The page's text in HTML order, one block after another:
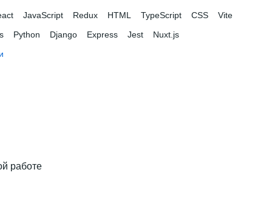
JavaScript Redux HTML TypeScript CSS
Vite
Python Django Express Jest
Nuxt.js
работе